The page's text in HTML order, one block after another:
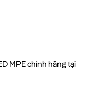
MPE chính hãng tại